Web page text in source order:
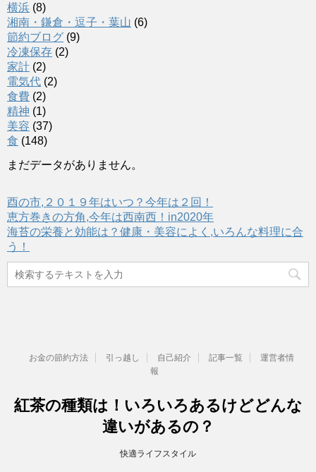
横浜 (8)
湘南・鎌倉・逗子・葉山 (6)
節約ブログ (9)
冷凍保存 (2)
家計 (2)
電気代 (2)
食費 (2)
精神 (1)
美容 (37)
食 (148)
まだデータがありません。
酉の市,２０１９年はいつ？今年は２回！
恵方巻きの方角,今年は西南西！in2020年
海苔の栄養と効能は？健康・美容によく,いろんな料理に合
う！
お金の節約方法 引っ越し 自己紹介 記事一覧
運営者情
報
紅茶の種類は！いろいろあるけどどんな
違いがあるの？
快適ライフスタイル